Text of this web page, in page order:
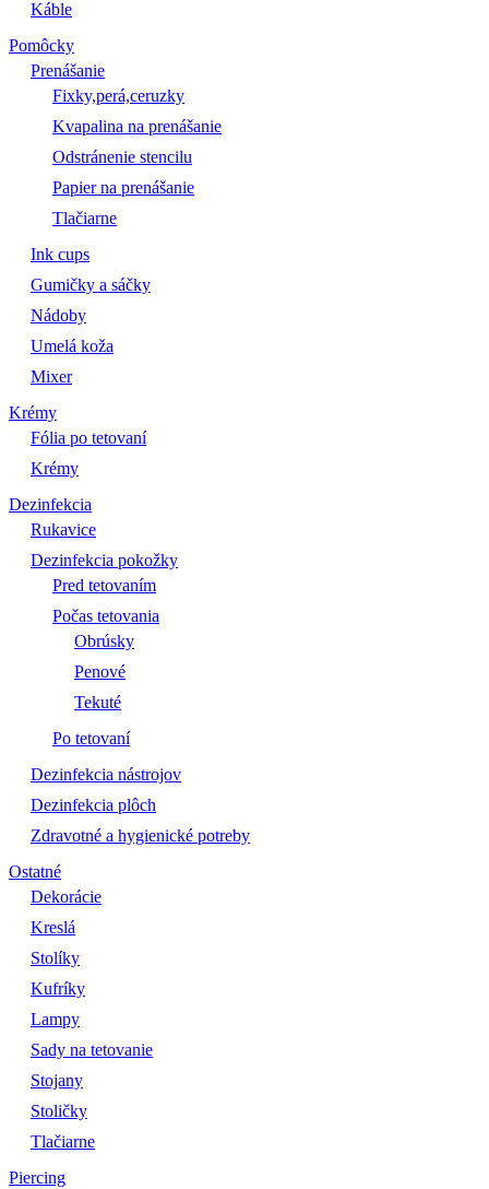
Káble
Pomôcky
Prenášanie
Fixky,perá,ceruzky
Kvapalina na prenášanie
Odstránenie stencilu
Papier na prenášanie
Tlačiarne
Ink cups
Gumičky a sáčky
Nádoby
Umelá koža
Mixer
Krémy
Fólia po tetovaní
Krémy
Dezinfekcia
Rukavice
Dezinfekcia pokožky
Pred tetovaním
Počas tetovania
Obrúsky
Penové
Tekuté
Po tetovaní
Dezinfekcia nástrojov
Dezinfekcia plôch
Zdravotné a hygienické potreby
Ostatné
Dekorácie
Kreslá
Stolíky
Kufríky
Lampy
Sady na tetovanie
Stojany
Stoličky
Tlačiarne
Piercing